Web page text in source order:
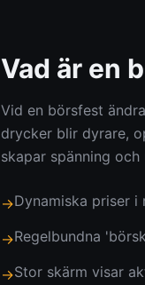
Vad är en
Vid en börsfest
drycker blir dyrare,
skapar spänning
→Dynamiska priser
→Regelbundna
→Stor skärm visar